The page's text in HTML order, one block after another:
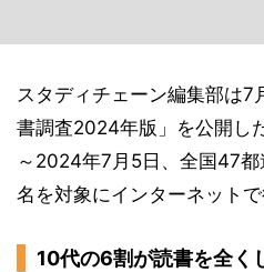
スタディチェーン編集部は7
書調査2024年版」を公開し
～2024年7月5日、全国47
名を対象にインターネットで
10代の6割が読書を全く